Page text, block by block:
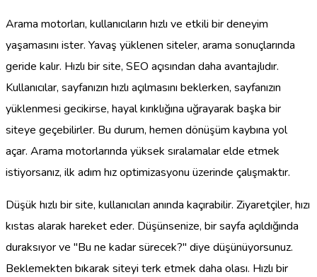
Arama motorları, kullanıcıların hızlı ve etkili bir deneyim
yaşamasını ister. Yavaş yüklenen siteler, arama sonuçlarında
geride kalır. Hızlı bir site, SEO açısından daha avantajlıdır.
Kullanıcılar, sayfanızın hızlı açılmasını beklerken, sayfanızın
yüklenmesi gecikirse, hayal kırıklığına uğrayarak başka bir
siteye geçebilirler. Bu durum, hemen dönüşüm kaybına yol
açar. Arama motorlarında yüksek sıralamalar elde etmek
istiyorsanız, ilk adım hız optimizasyonu üzerinde çalışmaktır.
Düşük hızlı bir site, kullanıcıları anında kaçırabilir. Ziyaretçiler, hızı
kıstas alarak hareket eder. Düşünsenize, bir sayfa açıldığında
duraksıyor ve "Bu ne kadar sürecek?" diye düşünüyorsunuz.
Beklemekten bıkarak siteyi terk etmek daha olası. Hızlı bir